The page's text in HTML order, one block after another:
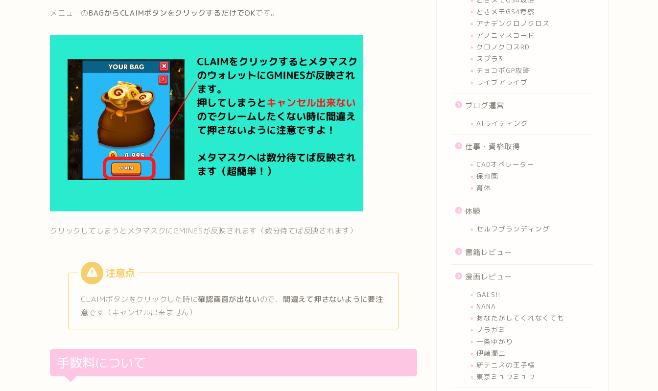
メニューのBAGからCLAIMボタンをクリックするだけでOKです。
クリックしてしまうとメタマスクにGMINESが反映されます（数分待てば反映されます）
CLAIMボタンをクリックした時に確認画面が出ないので、 間違えて押さないように要注
意です（キャンセル出来ません）
手数料について
ときメモGS4考察
アナデンクロノクロス
アノニマスコード
クロノクロスRD
スプラ3
チョコボGP攻略
ライブアライブ
ブログ運営
AIライティング
仕事・資格取得
CADオペレーター
保育園
育休
体験
セルフブランディング
書籍レビュー
漫画レビュー
GALS!!
NANA
あなたがしてくれなくても
ノラガミ
一条ゆかり
伊藤潤二
新テニスの王子様
東京ミュウミュウ